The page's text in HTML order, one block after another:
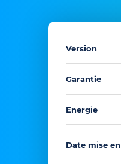
Version
Garantie
Energie
Date mise